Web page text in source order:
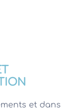
et dans